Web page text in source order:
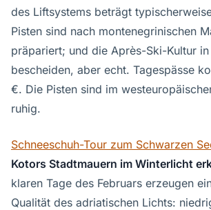
des Liftsystems beträgt
Pisten sind nach montenegrinischen
präpariert; und die Après-Ski-Kultur
bescheiden, aber echt. Tagespässe
€. Die Pisten sind im
ruhig.
Schneeschuh-Tour zum Schwarzen
Kotors Stadtmauern im Winterlicht
klaren Tage des Februars erzeugen
Qualität des adriatischen Lichts: